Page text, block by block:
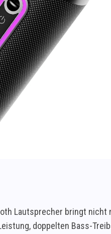
Lautsprecher bringt
doppelten Bass-